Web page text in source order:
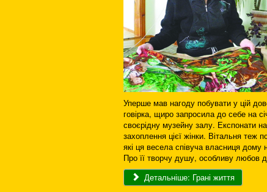
Уперше мав нагоду побувати у цій
говірка, щиро запросила до себе на
своєрідну музейну залу. Експонати
захоплення цієї жінки. Вітальня теж
які ця весела співуча власниця
Про її творчу душу, особливу любов
Детальніше: Грані життя